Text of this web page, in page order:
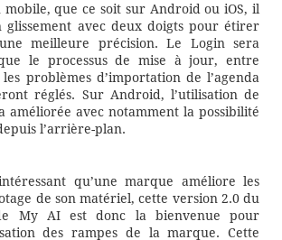
mobile, que ce soit sur Android ou iOS, il
glissement avec deux doigts pour étirer
meilleure précision. Le Login sera
le processus de mise à jour, entre
problèmes d’importation de l’agenda
réglés. Sur Android, l’utilisation de
améliorée avec notamment la possibilité
l’arrière-plan.
qu’une marque améliore les
de son matériel, cette version 2.0 du
My AI est donc la bienvenue pour
des rampes de la marque. Cette